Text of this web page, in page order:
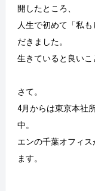
開したところ、
人生で初めて「私
だきました。
生きていると良いこ
さて。
4月からは東京本社
中。
エンの千葉オフィ
ます。